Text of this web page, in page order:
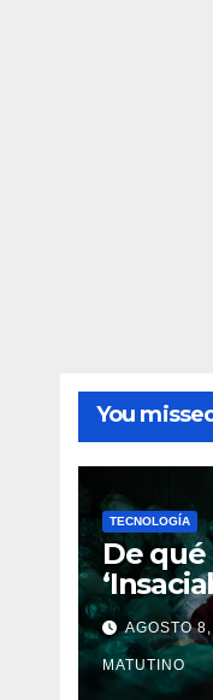
You missed
TECNOLOGÍA
De qué
de
seguro
AGOSTO
MATUTINO